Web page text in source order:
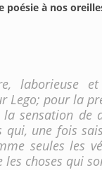
poésie à nos
laborieuse
Lego; pour la
sensation de
qui, une fois
seules les
choses qui